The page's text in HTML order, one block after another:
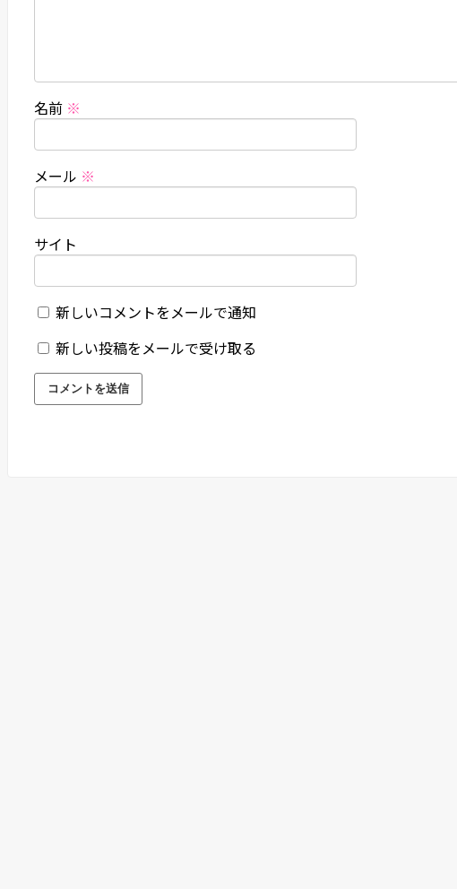
名前 ※
メール ※
サイト
新しいコメントをメールで通知
新しい投稿をメールで受け取る